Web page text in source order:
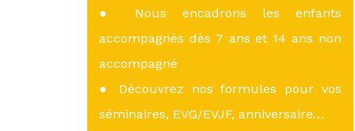
● Nous encadrons les enfants
accompagnés dès 7 ans et 14 ans non
accompagné
● Découvrez nos formules pour vos
séminaires, EVG/EVJF, anniversaire…